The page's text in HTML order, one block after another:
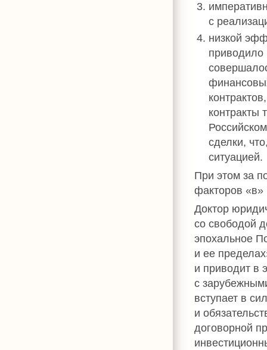
с
низкой
приводило
контракты
сделки,
ситуацией.
При этом за
факторов «в»
Доктор
со свободой
эпохальное
и ее
и приводит в
с
вступает в
и
договорной